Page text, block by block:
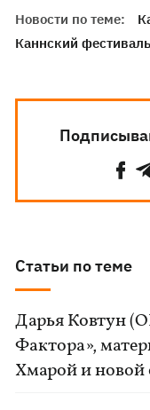
Новости по теме:
Каннский фестиваль
Статьи по теме
Дарья Ковтун
Фактора»,
Хмарой и новой